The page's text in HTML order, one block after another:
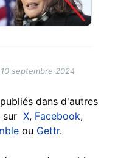
septembre 2024
dans d'autres
sur X, Facebook,
ou Gettr.